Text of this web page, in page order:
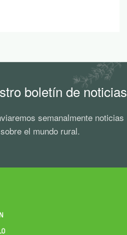
boletín de noticias
semanalmente noticias
el mundo rural.